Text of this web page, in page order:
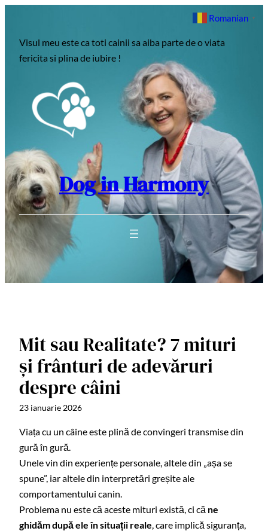
conținut
Visul meu este ca toti cainii sa aiba parte de o viata
fericita si plina de iubire !
Dog in Harmony
Mit sau Realitate? 7 mituri
și frânturi de adevăruri
despre câini
23 ianuarie 2026
Viața cu un câine este plină de convingeri transmise din
gură în gură.
Unele vin din experiențe personale, altele din „așa se
spune”, iar altele din interpretări greșite ale
comportamentului canin.
Problema nu este că aceste mituri există, ci că ne
ghidăm după ele în situații reale, care implică siguranța,
Romanian ▼